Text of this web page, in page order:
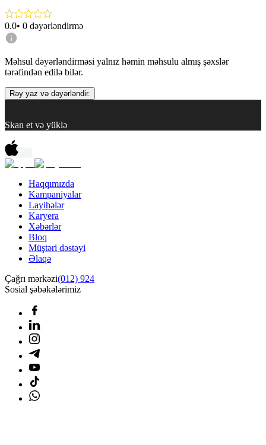
0.0• 0 dəyərləndirmə
Məhsul dəyərləndirməsi yalnız həmin məhsulu almış şəxslər
tərəfindən edilə bilər.
Rəy yaz və dəyərləndir.
Skan et və yüklə
Haqqımızda
Kampaniyalar
Layihələr
Karyera
Xəbərlər
Bloq
Müştəri dəstəyi
Əlaqə
Çağrı mərkəzi(012) 924
Sosial şəbəkələrimiz